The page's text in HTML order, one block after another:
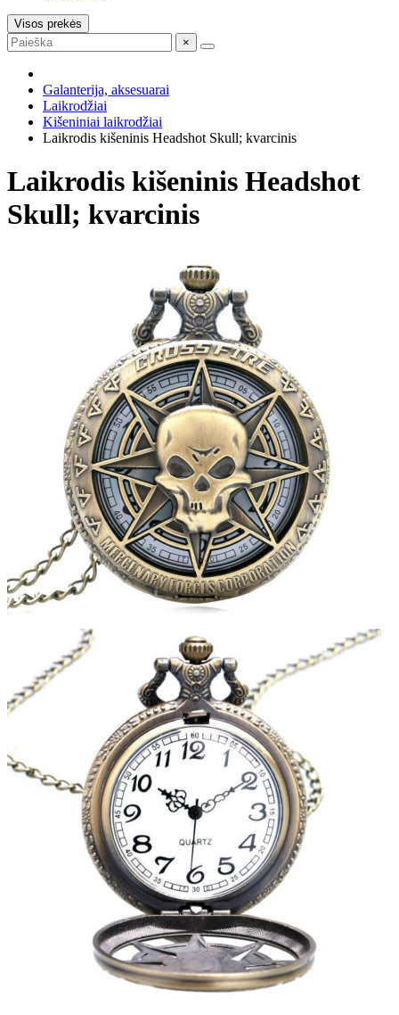
Visos prekės
×
Galanterija, aksesuarai
Laikrodžiai
Kišeniniai laikrodžiai
Laikrodis kišeninis Headshot Skull; kvarcinis
Laikrodis kišeninis Headshot
Skull; kvarcinis